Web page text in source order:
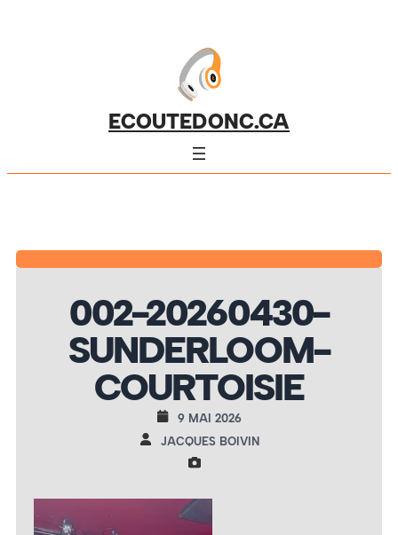
ECOUTEDONC.CA
002-20260430-
SUNDERLOOM-
COURTOISIE
9 MAI 2026
JACQUES BOIVIN